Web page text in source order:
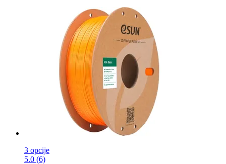
3 opcije
5.0 (6)